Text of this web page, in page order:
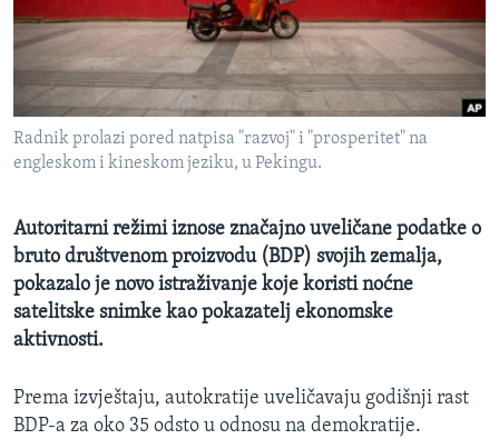
MAGAZIN
O GLASU AMERIKE
Learning English
Jezici
Radnik prolazi pored natpisa "razvoj" i "prosperitet" na
engleskom i kineskom jeziku, u Pekingu.
Autoritarni režimi iznose značajno uveličane podatke o
bruto društvenom proizvodu (BDP) svojih zemalja,
pokazalo je novo istraživanje koje koristi noćne
satelitske snimke kao pokazatelj ekonomske
aktivnosti.
Prema izvještaju, autokratije uveličavaju godišnji rast
BDP-a za oko 35 odsto u odnosu na demokratije.